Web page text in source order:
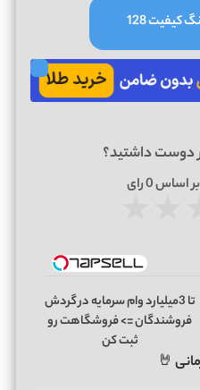
کیفیت 128
دوست داشتید؟
0رای
تا 3میلیارد وام سرمایه در گردش
فروشندگان => فروشگاهت رو
ثبت کن
🤘